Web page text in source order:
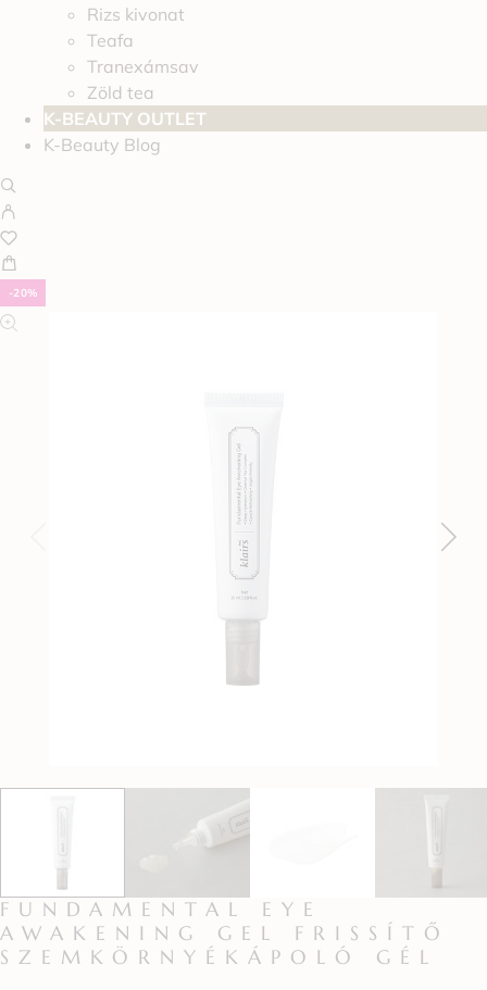
Rizs kivonat
Teafa
Tranexámsav
Zöld tea
K-BEAUTY OUTLET
K-Beauty Blog
-20%
FUNDAMENTAL EYE
AWAKENING GEL FRISSÍTŐ
SZEMKÖRNYÉKÁPOLÓ GÉL